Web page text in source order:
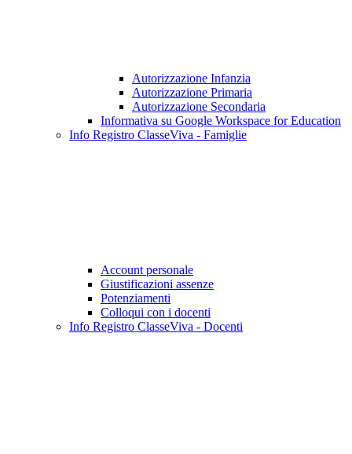
Autorizzazione Infanzia
Autorizzazione Primaria
Autorizzazione Secondaria
Informativa su Google Workspace for Education
Info Registro ClasseViva - Famiglie
Account personale
Giustificazioni assenze
Potenziamenti
Colloqui con i docenti
Info Registro ClasseViva - Docenti